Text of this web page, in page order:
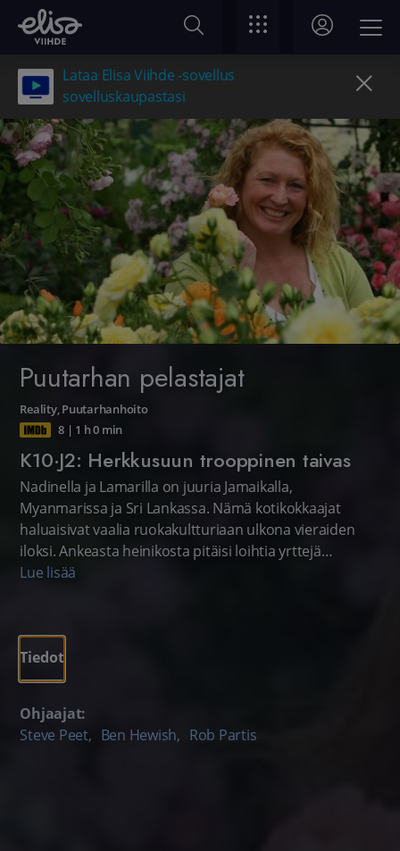
Lataa Elisa Viihde -sovellus
sovelluskaupastasi
Puutarhan pelastajat
Reality,Puutarhanhoito
8 | 1 h 0 min
K10·J2: Herkkusuun trooppinen taivas
Nadinella ja Lamarilla on juuria Jamaikalla,
Myanmarissa ja Sri Lankassa. Nämä kotikokkaajat
haluaisivat vaalia ruokakultturiaan ulkona vieraiden
iloksi. Ankeasta heinikosta pitäisi loihtia yrttejä
pursuava trooppinen keidas.
Lue lisää
Tiedot
Ohjaajat:
Steve Peet, Ben Hewish, Rob Partis